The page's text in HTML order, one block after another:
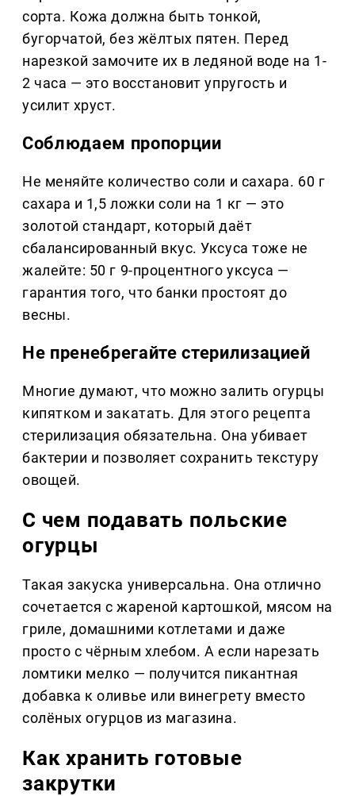
сорта. Кожа должна быть тонкой,
бугорчатой, без жёлтых пятен. Перед
нарезкой замочите их в ледяной воде на 1-
2 часа — это восстановит упругость и
усилит хруст.
Соблюдаем пропорции
Не меняйте количество соли и сахара. 60 г
сахара и 1,5 ложки соли на 1 кг — это
золотой стандарт, который даёт
сбалансированный вкус. Уксуса тоже не
жалейте: 50 г 9-процентного уксуса —
гарантия того, что банки простоят до
весны.
Не пренебрегайте стерилизацией
Многие думают, что можно залить огурцы
кипятком и закатать. Для этого рецепта
стерилизация обязательна. Она убивает
бактерии и позволяет сохранить текстуру
овощей.
С чем подавать польские
огурцы
Такая закуска универсальна. Она отлично
сочетается с жареной картошкой, мясом на
гриле, домашними котлетами и даже
просто с чёрным хлебом. А если нарезать
ломтики мелко — получится пикантная
добавка к оливье или винегрету вместо
солёных огурцов из магазина.
Как хранить готовые
закрутки